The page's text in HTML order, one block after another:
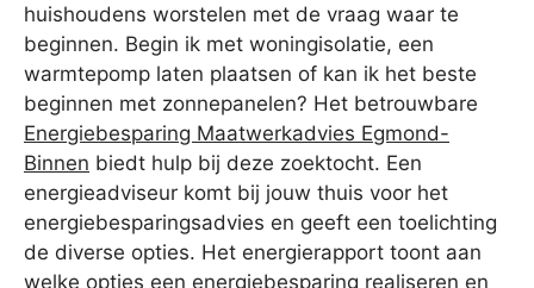
huishoudens worstelen met de vraag waar te
beginnen. Begin ik met woningisolatie, een
warmtepomp laten plaatsen of kan ik het beste
beginnen met zonnepanelen? Het betrouwbare
Energiebesparing Maatwerkadvies Egmond-
Binnen biedt hulp bij deze zoektocht. Een
energieadviseur komt bij jouw thuis voor het
energiebesparingsadvies en geeft een toelichting
de diverse opties. Het energierapport toont aan
welke opties een energiebesparing realiseren en